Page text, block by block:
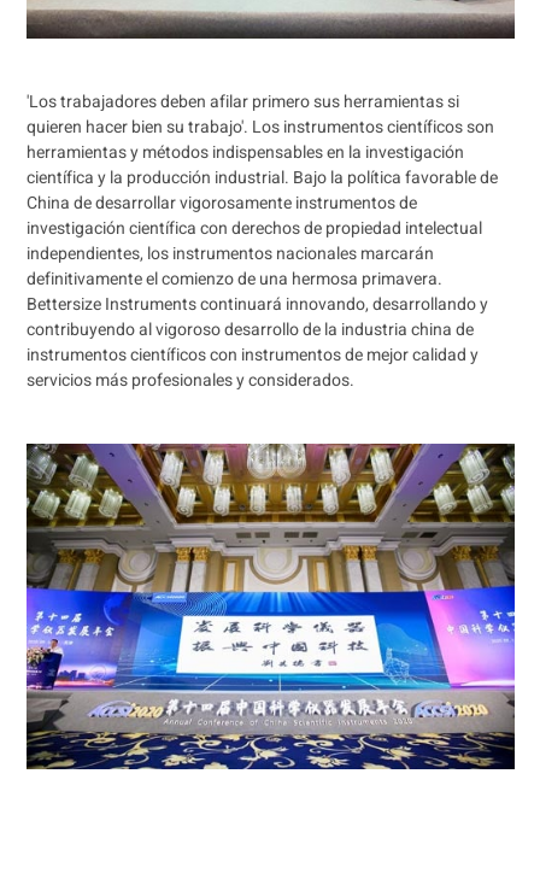
'Los trabajadores deben afilar primero sus herramientas si
quieren hacer bien su trabajo'. Los instrumentos científicos son
herramientas y métodos indispensables en la investigación
científica y la producción industrial. Bajo la política favorable de
China de desarrollar vigorosamente instrumentos de
investigación científica con derechos de propiedad intelectual
independientes, los instrumentos nacionales marcarán
definitivamente el comienzo de una hermosa primavera.
Bettersize Instruments continuará innovando, desarrollando y
contribuyendo al vigoroso desarrollo de la industria china de
instrumentos científicos con instrumentos de mejor calidad y
servicios más profesionales y considerados.